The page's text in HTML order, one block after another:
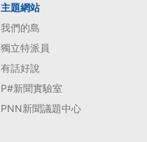
主題網站
我們的島
獨立特派員
有話好說
P#新聞實驗室
PNN新聞議題中心